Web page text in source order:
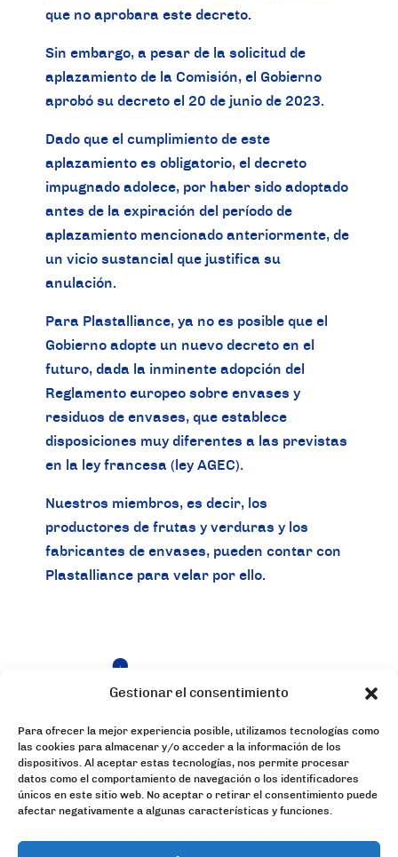
Gestionar el consentimiento
Para ofrecer la mejor experiencia posible, utilizamos tecnologías como
las cookies para almacenar y/o acceder a la información de los
dispositivos. Al aceptar estas tecnologías, nos permite procesar
datos como el comportamiento de navegación o los identificadores
únicos en este sitio web. No aceptar o retirar el consentimiento puede
afectar negativamente a algunas características y funciones.
que no aprobara este decreto.
Sin embargo, a pesar de la solicitud de
aplazamiento de la Comisión, el Gobierno
aprobó su decreto el 20 de junio de 2023.
Dado que el cumplimiento de este
aplazamiento es obligatorio, el decreto
impugnado adolece, por haber sido adoptado
antes de la expiración del período de
aplazamiento mencionado anteriormente, de
un vicio sustancial que justifica su
anulación.
Para Plastalliance, ya no es posible que el
Gobierno adopte un nuevo decreto en el
futuro, dada la inminente adopción del
Reglamento europeo sobre envases y
residuos de envases, que establece
disposiciones muy diferentes a las previstas
en la ley francesa (ley AGEC).
Nuestros miembros, es decir, los
productores de frutas y verduras y los
fabricantes de envases, pueden contar con
Plastalliance para velar por ello.
La
organización
Nuestros
servicios
Nuestras
Únete a